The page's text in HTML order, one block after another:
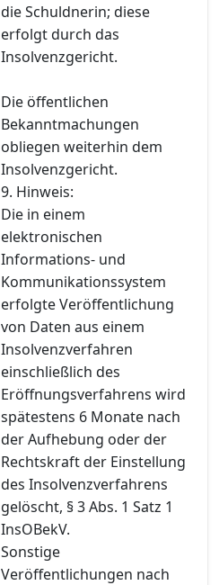
die Schuldnerin; diese
erfolgt durch das
Insolvenzgericht.
Die öffentlichen
Bekanntmachungen
obliegen weiterhin dem
Insolvenzgericht.
9. Hinweis:
Die in einem
elektronischen
Informations- und
Kommunikationssystem
erfolgte Veröffentlichung
von Daten aus einem
Insolvenzverfahren
einschließlich des
Eröffnungsverfahrens wird
spätestens 6 Monate nach
der Aufhebung oder der
Rechtskraft der Einstellung
des Insolvenzverfahrens
gelöscht, § 3 Abs. 1 Satz 1
InsOBekV.
Sonstige
Veröffentlichungen nach